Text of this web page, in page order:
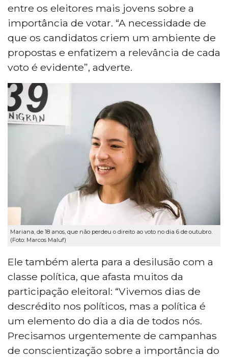
entre os eleitores mais jovens sobre a
importância de votar. “A necessidade de
que os candidatos criem um ambiente de
propostas e enfatizem a relevância de cada
voto é evidente”, adverte.
Mariana, de 18 anos, que não perdeu o direito ao voto no dia 6 de outubro.
(Foto: Marcos Maluf)
Ele também alerta para a desilusão com a
classe política, que afasta muitos da
participação eleitoral: “Vivemos dias de
descrédito nos políticos, mas a política é
um elemento do dia a dia de todos nós.
Precisamos urgentemente de campanhas
de conscientização sobre a importância do